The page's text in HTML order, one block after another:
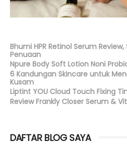
Bhumi HPR Retinol Serum
Penuaan
Npure Body Soft Lotion Noni
6 Kandungan Skincare untuk
Kusam
Liptint YOU Cloud Touch Fixing
Review Frankly Closer Serum &
DAFTAR BLOG SAYA